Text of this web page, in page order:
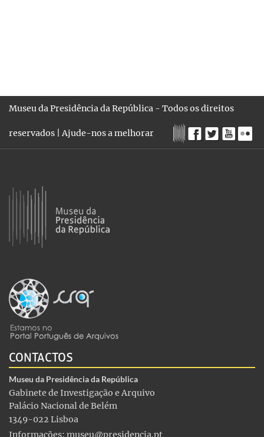
Museu da Presidência da República - Todos os direitos
reservados |Ajude-nos a melhorar
CONTACTOS
Museu da Presidência da República
Gabinete de Investigação e Arquivo
Palácio Nacional de Belém
1349-022 Lisboa
Informações: museu@presidencia.pt